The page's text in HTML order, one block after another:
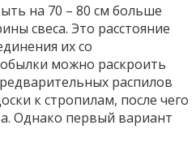
на 70 – 80 см больше
свеса. Это расстояние
их со
можно раскроить
распилов
к стропилам, после чего
Однако первый вариант